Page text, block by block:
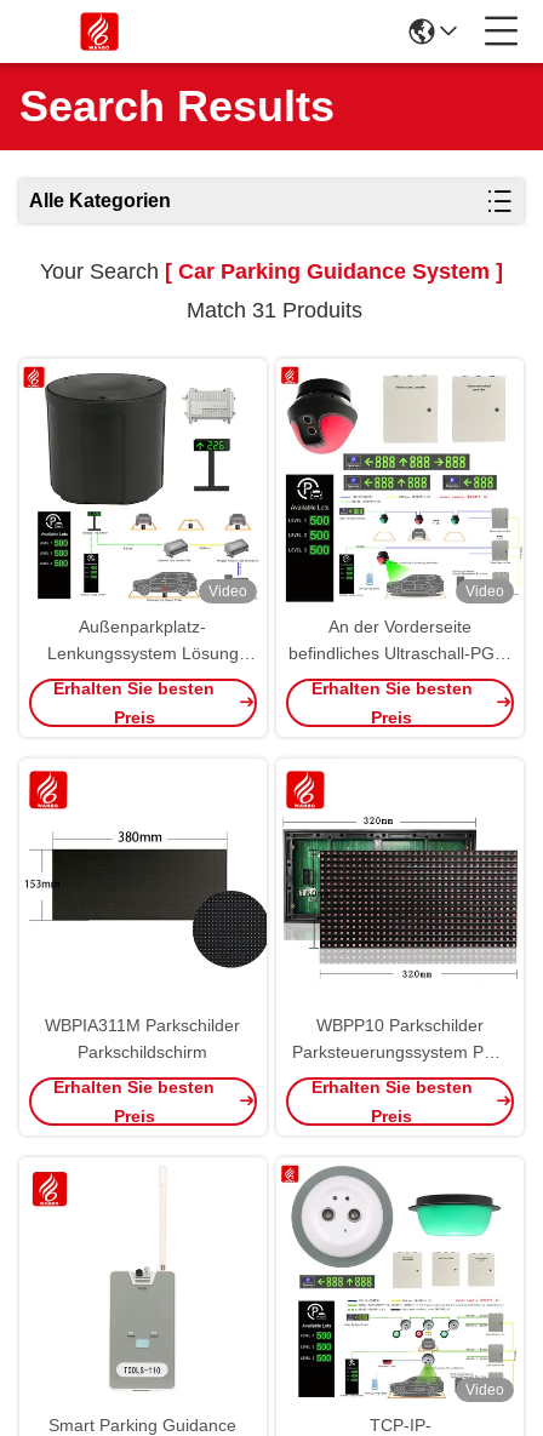
Search Results
Alle Kategorien
Your Search [ Car Parking Guidance System ]
Match 31 Produits
Video
Außenparkplatz-
Lenkungssystem Lösung
Parkhaus-Lenkungssystem
Erhalten Sie besten
Preis
Video
An der Vorderseite
befindliches Ultraschall-PGS-
Integriertes
Erhalten Sie besten
Preis
WBPIA311M Parkschilder
Parkschildschirm
Erhalten Sie besten
Preis
WBPP10 Parkschilder
Parksteuerungssystem PGS
P10 Modulbildschirm LED-
Bildschirm
Erhalten Sie besten
Preis
Smart Parking Guidance
Video
TCP-IP-